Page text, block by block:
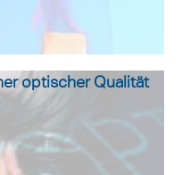
optischer Qualität